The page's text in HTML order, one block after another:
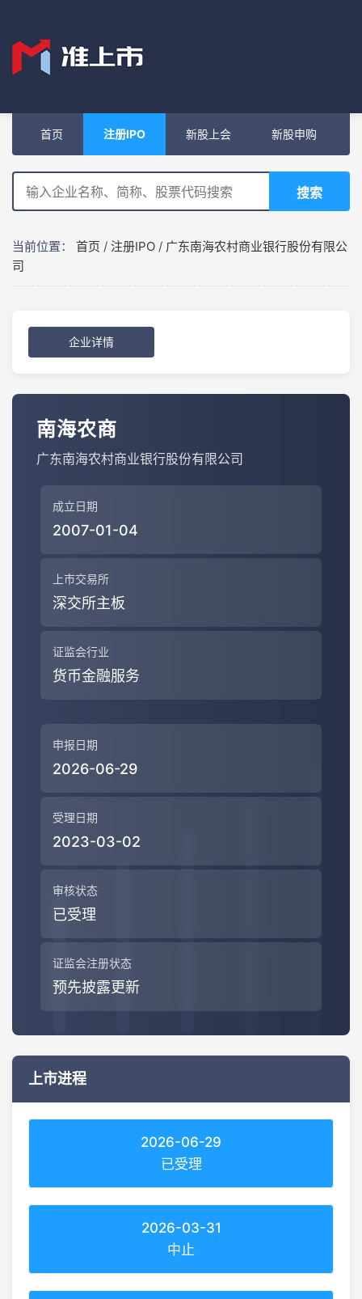
首页 注册IPO 新股上会 新股申购
搜索
当前位置： 首页 / 注册IPO / 广东南海农村商业银行股份有限公
司
企业详情
南海农商
广东南海农村商业银行股份有限公司
成立日期
2007-01-04
上市交易所
深交所主板
证监会行业
货币金融服务
申报日期
2026-06-29
受理日期
2023-03-02
审核状态
已受理
证监会注册状态
预先披露更新
上市进程
2026-06-29
已受理
2026-03-31
中止